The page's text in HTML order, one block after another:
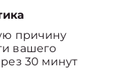
причину
вашего
30 минут